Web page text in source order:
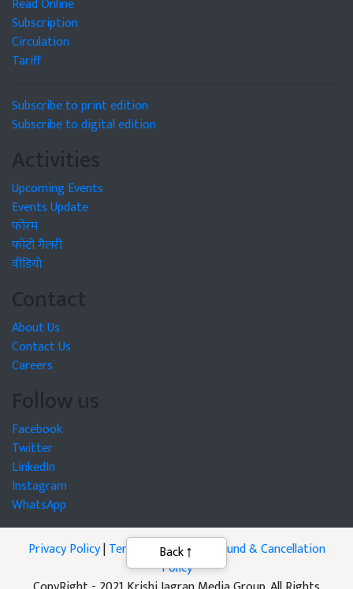
Read Online
Subscription
Circulation
Tariff
Subscribe to print edition
Subscribe to digital edition
Activities
Upcoming Events
Events Update
फोरम
फोटो गैलरी
वीडियो
Contact
About Us
Contact Us
Careers
Follow us
Facebook
Twitter
LinkedIn
Instagram
WhatsApp
Privacy Policy|Terms of Service
Refund & Cancellation
Policy